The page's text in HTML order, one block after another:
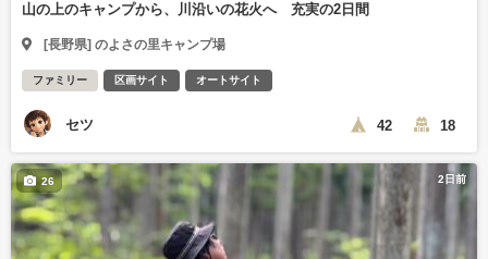
山の上のキャンプから、川沿いの花火へ 充実の2日間
[長野県] のよさの里キャンプ場
ファミリー 区画サイト オートサイト
セツ 42 18
2日前
26